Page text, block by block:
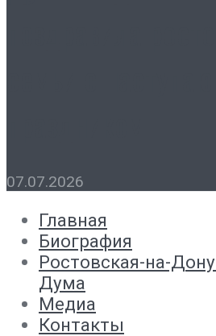
07.07.2026
Главная
Биография
Ростовская-на-
Дума
Медиа
Контакты